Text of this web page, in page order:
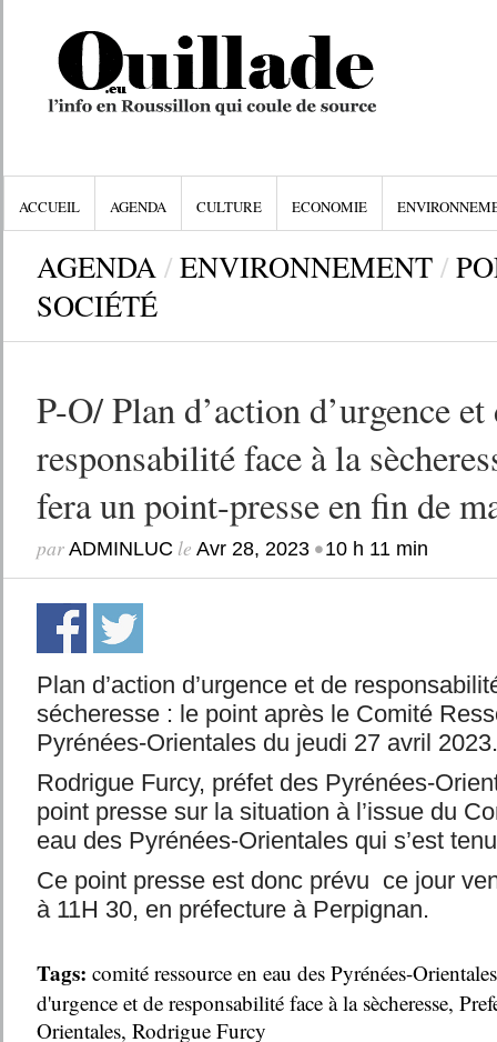
ACCUEIL AGENDA CULTURE ECONOMIE
AGENDA / ENVIRONNEMENT /
SOCIÉTÉ
P-O/ Plan d’action d’urgence et
responsabilité face à la
fera un point-presse en fin de
par ADMINLUC le Avr 28, 2023•10 h 11 min
Plan d’action d’urgence et de
sécheresse : le point après le Comité
Pyrénées-Orientales du jeudi 27 avril 2023.
Rodrigue Furcy, préfet des Pyrénées-
point presse sur la situation à l’issue du
eau des Pyrénées-Orientales qui s’est
Ce point presse est donc prévu ce jour
à 11H 30, en préfecture à Perpignan.
Tags: comité ressource en eau des Pyrénées-
d'urgence et de responsabilité face à la sècheresse,
Orientales, Rodrigue Furcy